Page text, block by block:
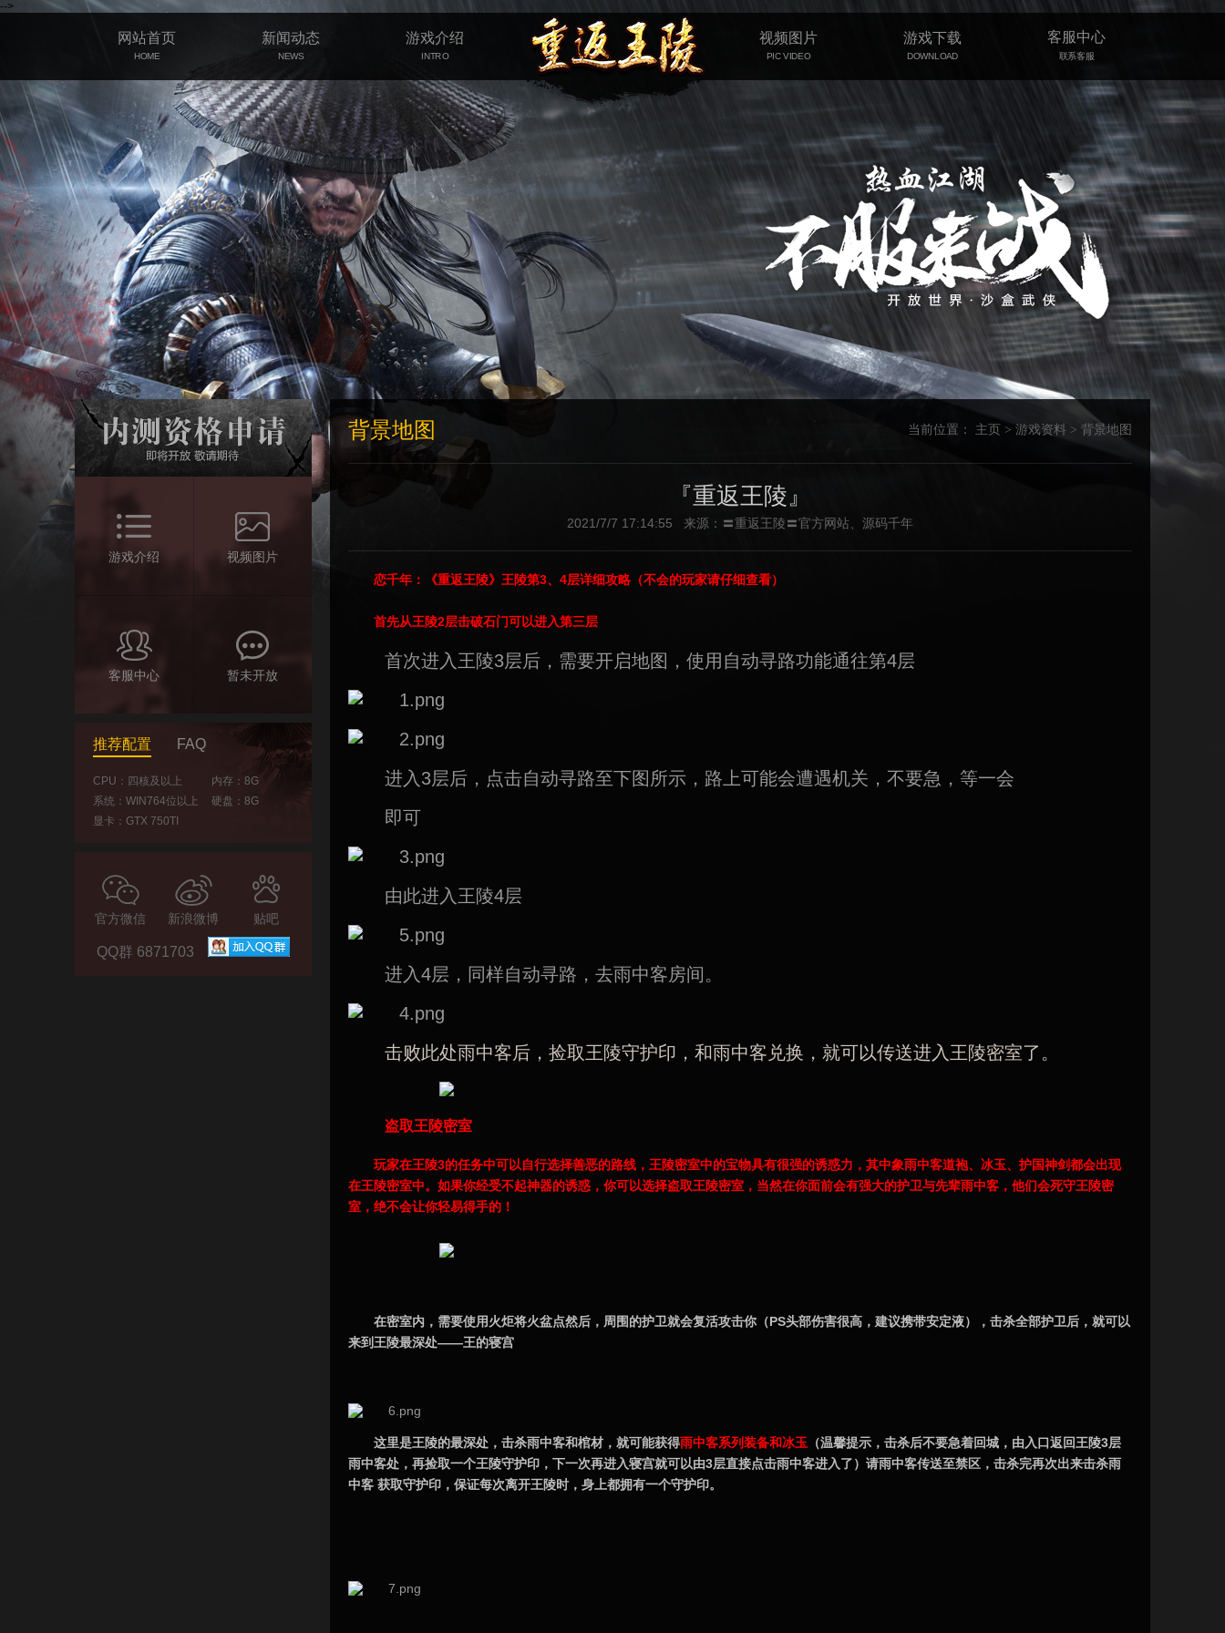
-->
网站首页
HOME
新闻动态
NEWS
游戏介绍
INTRO
视频图片
PIC VIDEO
游戏下载
DOWNLOAD
客服中心
联系客服
游戏介绍 视频图片
客服中心 暂未开放
推荐配置 FAQ
CPU：四核及以上
内存：8G
系统：WIN764位以上
硬盘：8G
显卡：GTX 750TI
官方微信 新浪微博 贴吧
QQ群 6871703
背景地图 当前位置： 主页 > 游戏资料 > 背景地图
『重返王陵』
2021/7/7 17:14:55 来源：〓重返王陵〓官方网站、源码千年
恋千年：《重返王陵》王陵第3、4层详细攻略（不会的玩家请仔细查看）
首先从王陵2层击破石门可以进入第三层
首次进入王陵3层后，需要开启地图，使用自动寻路功能通往第4层
进入3层后，点击自动寻路至下图所示，路上可能会遭遇机关，不要急，等一会
即可
由此进入王陵4层
进入4层，同样自动寻路，去雨中客房间。
击败此处雨中客后，捡取王陵守护印，和雨中客兑换，就可以传送进入王陵密室了。
盗取王陵密室
玩家在王陵3的任务中可以自行选择善恶的路线，王陵密室中的宝物具有很强的诱惑力，其中象雨中客道袍、冰玉、护国神剑都会出现
在王陵密室中。如果你经受不起神器的诱惑，你可以选择盗取王陵密室，当然在你面前会有强大的护卫与先辈雨中客，他们会死守王陵密
室，绝不会让你轻易得手的！
在密室内，需要使用火炬将火盆点然后，周围的护卫就会复活攻击你（PS头部伤害很高，建议携带安定液），击杀全部护卫后，就可以
来到王陵最深处——王的寝宫
这里是王陵的最深处，击杀雨中客和棺材，就可能获得雨中客系列装备和冰玉 （温馨提示，击杀后不要急着回城，由入口返回王陵3层
雨中客处，再捡取一个王陵守护印，下一次再进入寝宫就可以由3层直接点击雨中客进入了）请雨中客传送至禁区，击杀完再次出来击杀雨
中客 获取守护印，保证每次离开王陵时，身上都拥有一个守护印。